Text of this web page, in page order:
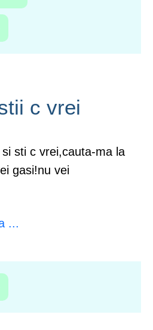
c vrei
sti c vrei,cauta-ma la
gasi!nu vei
...